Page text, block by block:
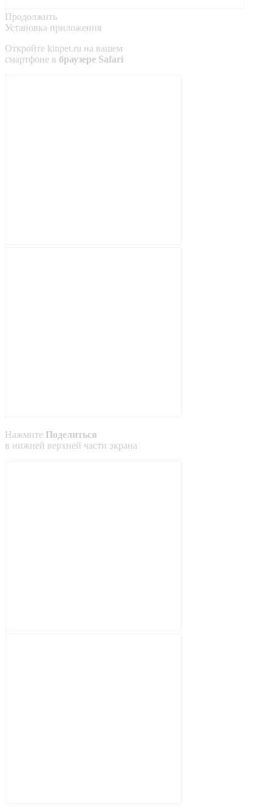
Продолжить
Установка приложения
Откройте kinpet.ru на вашем
смартфоне в браузере Safari
Нажмите Поделиться
в нижней верхней части экрана